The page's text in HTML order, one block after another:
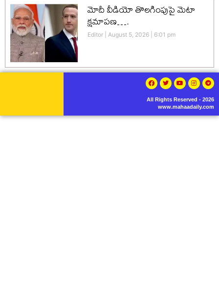
మోదీ వీడియో తొలగింపుపై మెటా
క్షమాపణ….
Editor August 5, 2026 6:01 pm
All Rights Reserved - 2026
www.mahaadaily.com